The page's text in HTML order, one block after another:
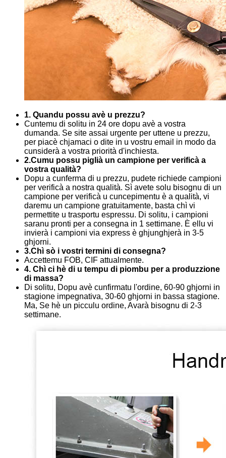
1. Quandu possu avè u prezzu?
Cuntemu di solitu in 24 ore dopu avè a vostra
dumanda. Se site assai urgente per uttene u prezzu,
per piacè chjamaci o dite in u vostru email in modo da
cunsiderà a vostra priorità d'inchiesta.
2.Cumu possu piglià un campione per verificà a
vostra qualità?
Dopu a cunferma di u prezzu, pudete richiede campioni
per verificà a nostra qualità. Sì avete solu bisognu di un
campione per verificà u cuncepimentu è a qualità, vi
daremu un campione gratuitamente, basta chì vi
permettite u trasportu espressu. Di solitu, i campioni
saranu pronti per a consegna in 1 settimane. È ellu vi
invierà i campioni via express è ghjunghjerà in 3-5
ghjorni.
3.Chì sò i vostri termini di consegna?
Accettemu FOB, CIF attualmente.
4. Chì ci hè di u tempu di piombu per a produzzione
di massa?
Di solitu, Dopu avè cunfirmatu l'ordine, 60-90 ghjorni in
stagione impegnativa, 30-60 ghjorni in bassa stagione.
Ma, Se hè un picculu ordine, Avarà bisognu di 2-3
settimane.